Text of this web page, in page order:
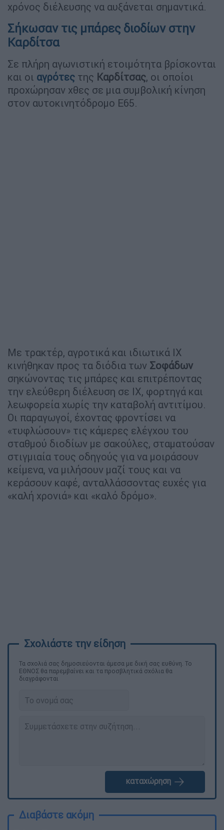
χρόνος διέλευσης να αυξάνεται σημαντικά.
Σήκωσαν τις μπάρες διοδίων στην
Καρδίτσα
Σε πλήρη αγωνιστική ετοιμότητα βρίσκονται
και οι αγρότες της Καρδίτσας, οι οποίοι
προχώρησαν χθες σε μια συμβολική κίνηση
στον αυτοκινητόδρομο Ε65.
Με τρακτέρ, αγροτικά και ιδιωτικά ΙΧ
κινήθηκαν προς τα διόδια των Σοφάδων
σηκώνοντας τις μπάρες και επιτρέποντας
την ελεύθερη διέλευση σε ΙΧ, φορτηγά και
λεωφορεία χωρίς την καταβολή αντιτίμου.
Οι παραγωγοί, έχοντας φροντίσει να
«τυφλώσουν» τις κάμερες ελέγχου του
σταθμού διοδίων με σακούλες, σταματούσαν
στιγμιαία τους οδηγούς για να μοιράσουν
κείμενα, να μιλήσουν μαζί τους και να
κεράσουν καφέ, ανταλλάσσοντας ευχές για
«καλή χρονιά» και «καλό δρόμο».
Τα σχολιά σας δημοσιεύονται άμεσα με δική σας ευθύνη. Το
ΕΘΝΟΣ θα παρεμβαίνει και τα προσβλητικά σχόλια θα
διαγράφονται
καταχώρηση
Διαβάστε ακόμη